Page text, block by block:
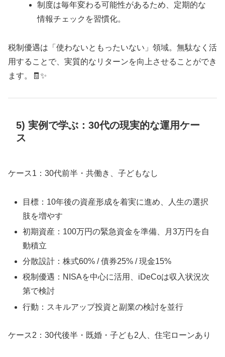
制度は毎年変わる可能性があるため、定期的な
情報チェックを習慣化。
税制優遇は「使わないともったいない」領域。無駄なく活
用することで、実質的なリターンを向上させることができ
ます。🧾✨
5) 実例で学ぶ：30代の現実的な運用ケー
ス
ケース1：30代前半・共働き、子どもなし
目標：10年後の資産形成を着実に進め、人生の選択
肢を増やす
初期資産：100万円の緊急資金を準備、月3万円を自
動積立
分散設計：株式60% / 債券25% / 現金15%
税制優遇：NISAを中心に活用、iDeCoは収入状況次
第で検討
行動：スキルアップ投資と副業の検討を並行
ケース2：30代後半・既婚・子ども2人、住宅ローンあり